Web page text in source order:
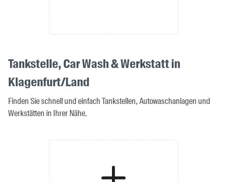
Tankstelle, Car Wash & Werkstatt in
Klagenfurt/Land
Finden Sie schnell und einfach Tankstellen, Autowaschanlagen und
Werkstätten in Ihrer Nähe.